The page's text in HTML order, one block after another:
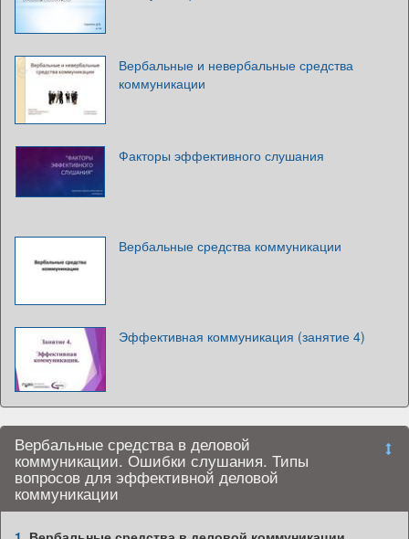
Вербальные и невербальные средства
коммуникации
Факторы эффективного слушания
Вербальные средства коммуникации
Эффективная коммуникация (занятие 4)
Вербальные средства в деловой
коммуникации. Ошибки слушания. Типы
вопросов для эффективной деловой
коммуникации